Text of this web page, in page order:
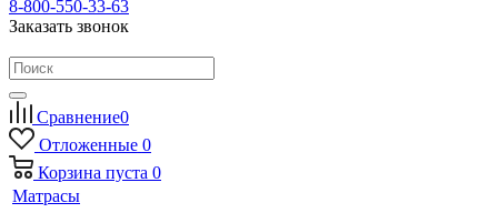
8-800-550-33-63
Заказать звонок
Сравнение0
Отложенные 0
Корзина пуста 0
Матрасы